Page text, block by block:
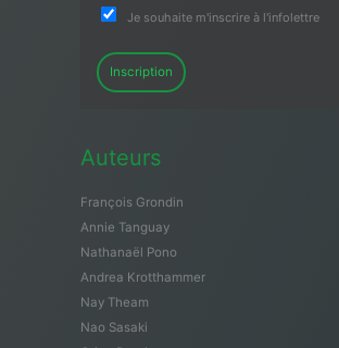
Je souhaite m'inscrire à l'infolettre
Inscription
Auteurs
François Grondin
Annie Tanguay
Nathanaël Pono
Andrea Krotthammer
Nay Theam
Nao Sasaki